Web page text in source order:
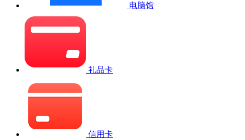
电脑馆
礼品卡
信用卡